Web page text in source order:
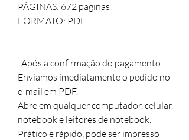
PÁGINAS: 672 paginas
FORMATO: PDF
Após a confirmação do pagamento.
Enviamos imediatamente o pedido no
e-mail em PDF.
Abre em qualquer computador, celular,
notebook e leitores de notebook.
Prático e rápido, pode ser impresso